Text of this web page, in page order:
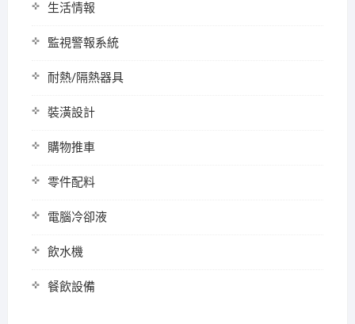
生活情報
監視警報系統
耐熱/隔熱器具
裝潢設計
購物推車
零件配料
電腦冷卻液
飲水機
餐飲設備